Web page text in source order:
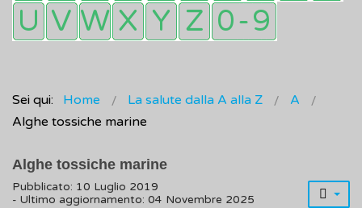
Sei qui: Home La salute dalla A alla Z
A
Alghe tossiche marine
Alghe tossiche marine
Pubblicato: 10 Luglio 2019
- Ultimo aggiornamento: 04 Novembre 2025